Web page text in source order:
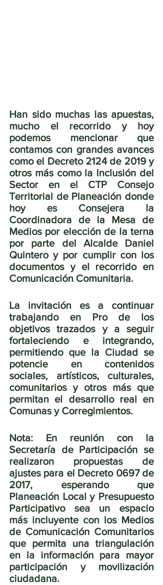
Han sido muchas las apuestas,
mucho el recorrido y hoy
podemos mencionar que
contamos con grandes avances
como el Decreto 2124 de 2019 y
otros más como la Inclusión del
Sector en el CTP Consejo
Territorial de Planeación donde
hoy es Consejera la
Coordinadora de la Mesa de
Medios por elección de la terna
por parte del Alcalde Daniel
Quintero y por cumplir con los
documentos y el recorrido en
Comunicación Comunitaria.
La invitación es a continuar
trabajando en Pro de los
objetivos trazados y a seguir
fortaleciendo e integrando,
permitiendo que la Ciudad se
potencie en contenidos
sociales, artísticos, culturales,
comunitarios y otros más que
permitan el desarrollo real en
Comunas y Corregimientos.
Nota: En reunión con la
Secretaría de Participación se
realizaron propuestas de
ajustes para el Decreto 0697 de
2017, esperando que
Planeación Local y Presupuesto
Participativo sea un espacio
más incluyente con los Medios
de Comunicación Comunitarios
que permita una triangulación
en la información para mayor
participación y movilización
ciudadana.